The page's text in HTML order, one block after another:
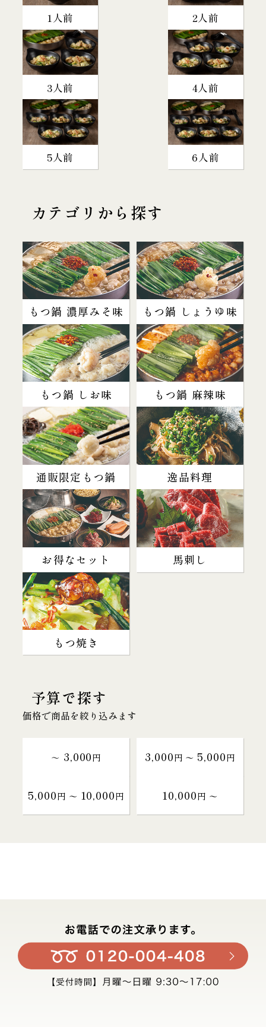
1人前 2人前
3人前 4人前
5人前 6人前
カテゴリから探す
もつ鍋 濃厚みそ味 もつ鍋 しょうゆ味
もつ鍋 しお味 もつ鍋 麻辣味
通販限定もつ鍋 逸品料理
お得なセット 馬刺し
もつ焼き
予算で探す
価格で商品を絞り込みます
～ 3,000円 3,000円 〜 5,000円
5,000円 〜 10,000円 10,000円 〜